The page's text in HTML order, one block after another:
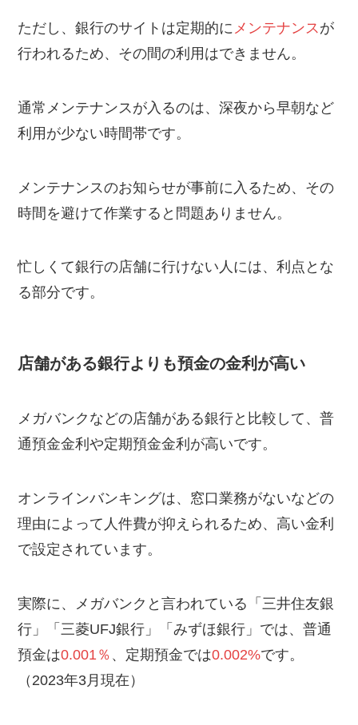
ただし、銀行のサイトは定期的にメンテナンスが
行われるため、その間の利用はできません。
通常メンテナンスが入るのは、深夜から早朝など
利用が少ない時間帯です。
メンテナンスのお知らせが事前に入るため、その
時間を避けて作業すると問題ありません。
忙しくて銀行の店舗に行けない人には、利点とな
る部分です。
店舗がある銀行よりも預金の金利が高い
メガバンクなどの店舗がある銀行と比較して、普
通預金金利や定期預金金利が高いです。
オンラインバンキングは、窓口業務がないなどの
理由によって人件費が抑えられるため、高い金利
で設定されています。
実際に、メガバンクと言われている「三井住友銀
行」「三菱UFJ銀行」「みずほ銀行」では、普通
預金は0.001％ 、定期預金では0.002%です。
（2023年3月現在）